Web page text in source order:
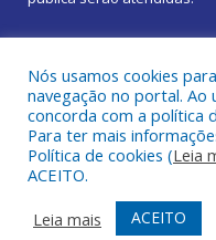
Todos os direitos
Mapa do Site
Acessar
Nós usamos cookies
navegação no portal. Ao
concorda com a política
Para ter mais
Política de cookies (Leia
ACEITO.
Leia mais
ACEITO